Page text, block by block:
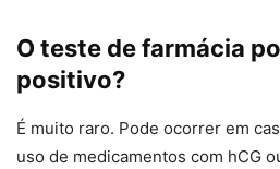
O teste de farmácia
positivo?
É muito raro. Pode ocorrer em
uso de medicamentos com hCG